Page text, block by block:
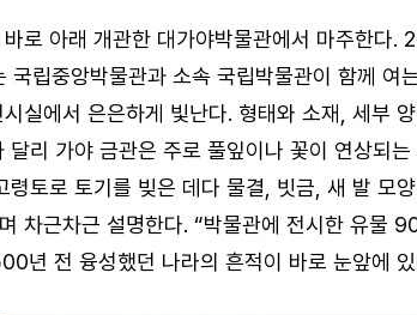
로 아래 개관한 대가야박물관에서 마주한다.
국립중앙박물관과 소속 국립박물관이 함께
실에서 은은하게 빛난다. 형태와 소재, 세부
리 가야 금관은 주로 풀잎이나 꽃이 연상되
토로 토기를 빚은 데다 물결, 빗금, 새 발 모
차근차근 설명한다. “박물관에 전시한 유물
년 전 융성했던 나라의 흔적이 바로 눈앞에